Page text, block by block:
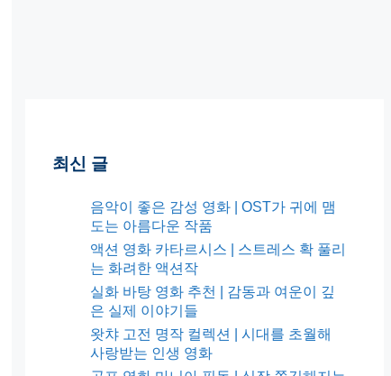
최신 글
음악이 좋은 감성 영화 | OST가 귀에 맴
도는 아름다운 작품
액션 영화 카타르시스 | 스트레스 확 풀리
는 화려한 액션작
실화 바탕 영화 추천 | 감동과 여운이 깊
은 실제 이야기들
왓챠 고전 명작 컬렉션 | 시대를 초월해
사랑받는 인생 영화